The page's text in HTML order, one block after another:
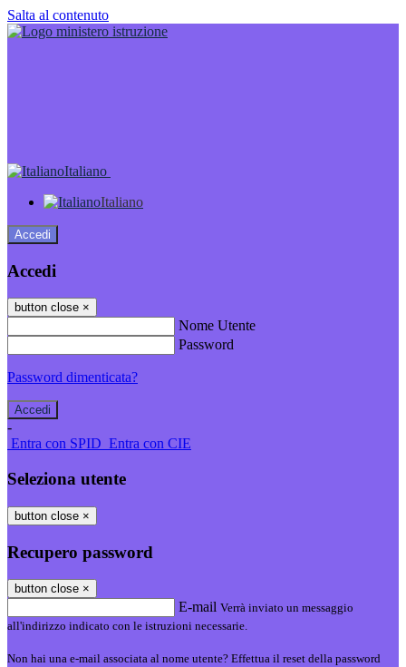
Salta al contenuto
Italiano
Italiano
Accedi
Accedi
button close ×
Nome Utente
Password
Password dimenticata?
-
Entra con SPID Entra con CIE
Seleziona utente
button close ×
Recupero password
button close ×
E-mail Verrà inviato un messaggio
all'indirizzo indicato con le istruzioni necessarie.
Non hai una e-mail associata al nome utente? Effettua il reset della password